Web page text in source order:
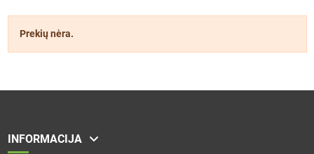
Prekių nėra.
INFORMACIJA